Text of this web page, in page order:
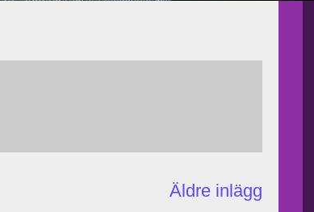
Äldre inlägg